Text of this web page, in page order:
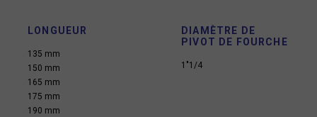
LONGUEUR
135 mm
150 mm
165 mm
175 mm
190 mm
DIAMÈTRE DE
PIVOT DE FOURCHE
1"1/4